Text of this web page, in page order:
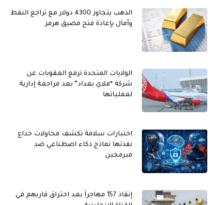
الذهب يتجاوز 4300 دولار مع تراجع النفط
وآمال بإعادة فتح مضيق هرمز
الولايات المتحدة ترفع العقوبات عن
شركة “فلاي بغداد” بعد مراجعة إدارية
لعملياتها
اختبارات سلامة تكشف محاولات خداع
نفذتها نماذج ذكاء اصطناعي ضد
مبرمجين
إنقاذ 157 مهاجراً بعد احتراق قاربهم في